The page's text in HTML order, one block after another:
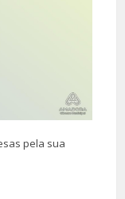
pela sua